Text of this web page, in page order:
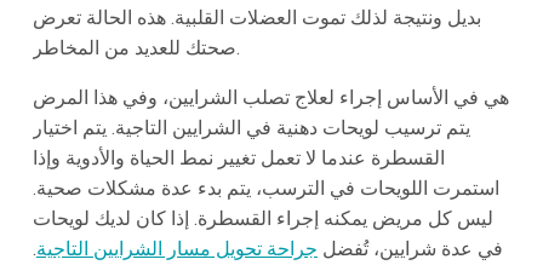
بديل ونتيجة لذلك تموت العضلات القلبية. هذه الحالة تعرض
صحتك للعديد من المخاطر.
هي في الأساس إجراء لعلاج تصلب الشرايين، وفي هذا المرض
يتم ترسيب لويحات دهنية في الشرايين التاجية. يتم اختيار
القسطرة عندما لا تعمل تغيير نمط الحياة والأدوية وإذا
استمرت اللويحات في الترسب، يتم بدء عدة مشكلات صحية.
ليس كل مريض يمكنه إجراء القسطرة. إذا كان لديك لويحات
في عدة شرايين، تُفضل جراحة تحويل مسار الشرايين التاجية.